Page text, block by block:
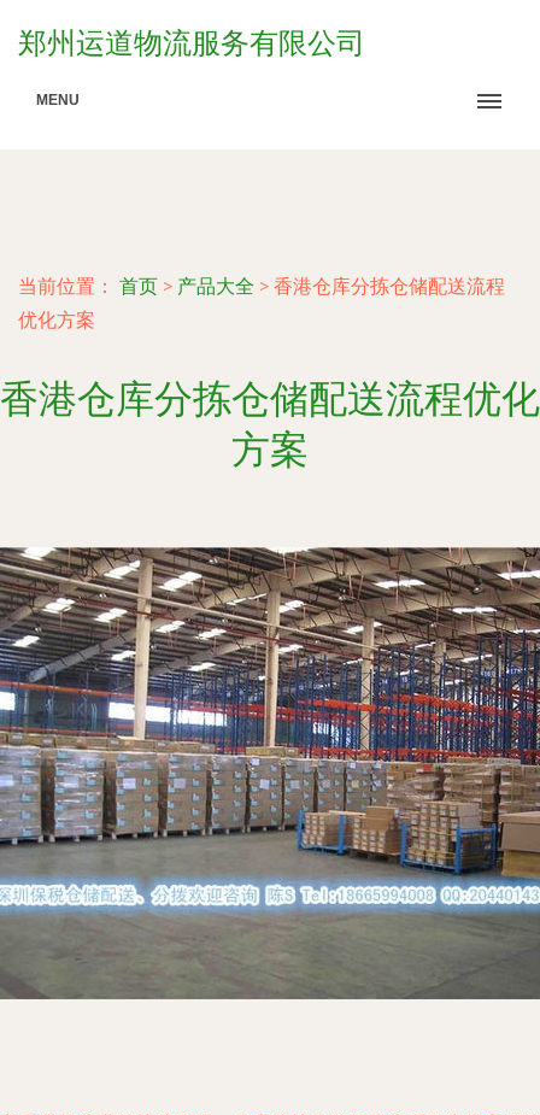
郑州运道物流服务有限公司
MENU
当前位置： 首页 > 产品大全 > 香港仓库分拣仓储配送流程
优化方案
香港仓库分拣仓储配送流程优化
方案